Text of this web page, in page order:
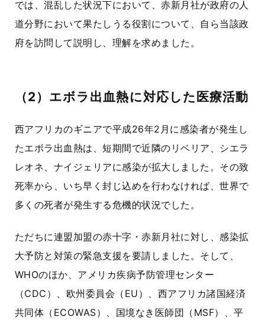
では、混乱した状況下において、赤新月社が政府の人
道分野において果たしうる役割について、自ら当該政
府を訪問して説明し、理解を求めました。
（2）エボラ出血熱に対応した医療活動
西アフリカのギニアで平成26年2月に感染者が発生し
たエボラ出血熱は、短期間で近隣のリベリア、シエラ
レオネ、ナイジェリアに感染が拡大しました。その致
死率から、いち早く封じ込めを行わなければ、世界で
多くの死者が発生する危機的状況でした。
ただちに連盟加盟の赤十字・赤新月社に対し、感染拡
大予防と対策の緊急支援を要請しました。そして、
WHOのほか、アメリカ疾病予防管理センター
（CDC）、欧州委員会（EU）、西アフリカ諸国経済
共同体（ECOWAS）、国境なき医師団（MSF）、平